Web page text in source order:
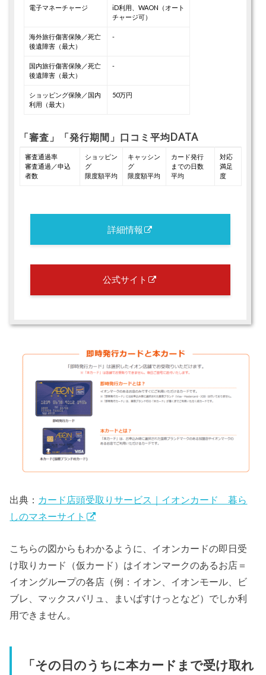
電子マネーチャージ
iD利用、WAON（オート
チャージ可）
海外旅行傷害保険／死亡
後遺障害（最大）
-
国内旅行傷害保険／死亡
後遺障害（最大）
-
ショッピング保険／国内
利用（最大）
50万円
「審査」「発行期間」口コミ平均DATA
審査通過率
審査通過／申込
者数
ショッピン
グ
限度額平均
キャッシン
グ
限度額平均
カード発行
までの日数
平均
対応
満足
度
詳細情報
公式サイト
出典： カード店頭受取りサービス｜イオンカード 暮ら
しのマネーサイト
こちらの図からもわかるように、イオンカードの即日受
け取りカード（仮カード）はイオンマークのあるお店＝
イオングループの各店（例：イオン、イオンモール、ビ
ブレ、マックスバリュ、まいばすけっとなど）でしか利
用できません。
「その日のうちに本カードまで受け取れ